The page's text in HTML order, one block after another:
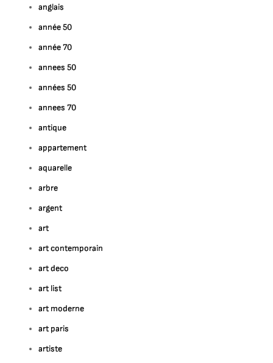
anglais
année 50
année 70
annees 50
années 50
annees 70
antique
appartement
aquarelle
arbre
argent
art
art contemporain
art deco
art list
art moderne
art paris
artiste